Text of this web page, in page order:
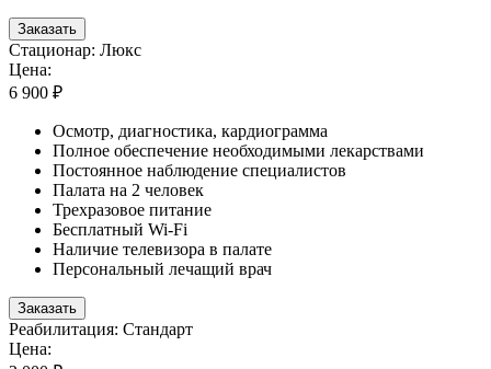
Заказать
Стационар: Люкс
Цена:
6 900 ₽
Осмотр, диагностика, кардиограмма
Полное обеспечение необходимыми лекарствами
Постоянное наблюдение специалистов
Палата на 2 человек
Трехразовое питание
Бесплатный Wi-Fi
Наличие телевизора в палате
Персональный лечащий врач
Заказать
Реабилитация: Стандарт
Цена: